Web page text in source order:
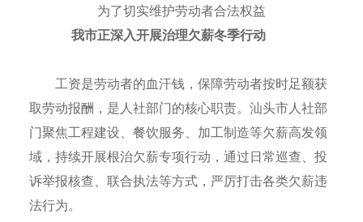
为了切实维护劳动者合法权益
我市正深入开展治理欠薪冬季行动
工资是劳动者的血汗钱，保障劳动者按时足额获
取劳动报酬，是人社部门的核心职责。汕头市人社部
门聚焦工程建设、餐饮服务、加工制造等欠薪高发领
域，持续开展根治欠薪专项行动，通过日常巡查、投
诉举报核查、联合执法等方式，严厉打击各类欠薪违
法行为。